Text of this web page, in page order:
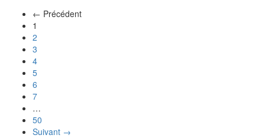
← Précédent
1
2
3
4
5
6
7
…
50
Suivant →